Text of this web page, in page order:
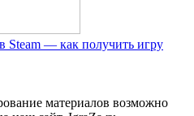
Steam — как получить игру
материалов возможно